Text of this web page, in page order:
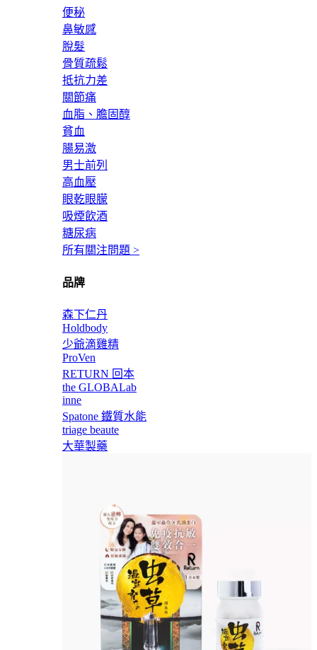
便秘
鼻敏感
脫髮
骨質疏鬆
抵抗力差
關節痛
血脂、膽固醇
貧血
腸易激
男士前列
高血壓
眼乾眼朦
吸煙飲酒
糖尿病
所有關注問題 >
品牌
森下仁丹
Holdbody
少爺滴雞精
ProVen
RETURN 回本
the GLOBALab
inne
Spatone 鐵質水能
triage beaute
大華製藥